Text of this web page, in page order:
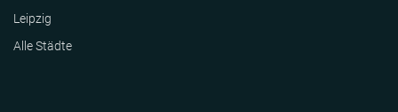
Leipzig
Alle Städte